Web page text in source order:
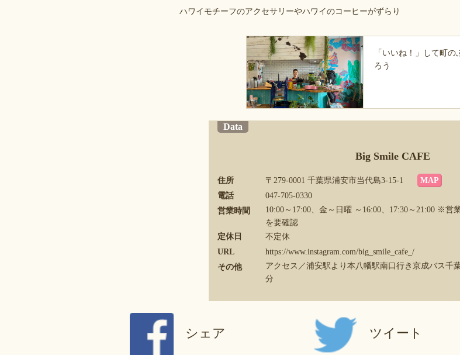
ハワイモチーフのアクセサリーやハワイのコーヒーがずらり
「いいね！」して町の
ろう
Data
Big Smile CAFE
住所 〒279-0001 千葉県浦安市当代島3-15-1
MAP
電話
047-705-0330
営業時間
10:00～17:00、金～日曜 ～16:00、17:30～21:00 ※営
を要確認
定休日
不定休
URL
https://www.instagram.com/big_smile_cafe_/
その他
アクセス／浦安駅より本八幡駅南口行き京成バス千
分
シェア ツイート